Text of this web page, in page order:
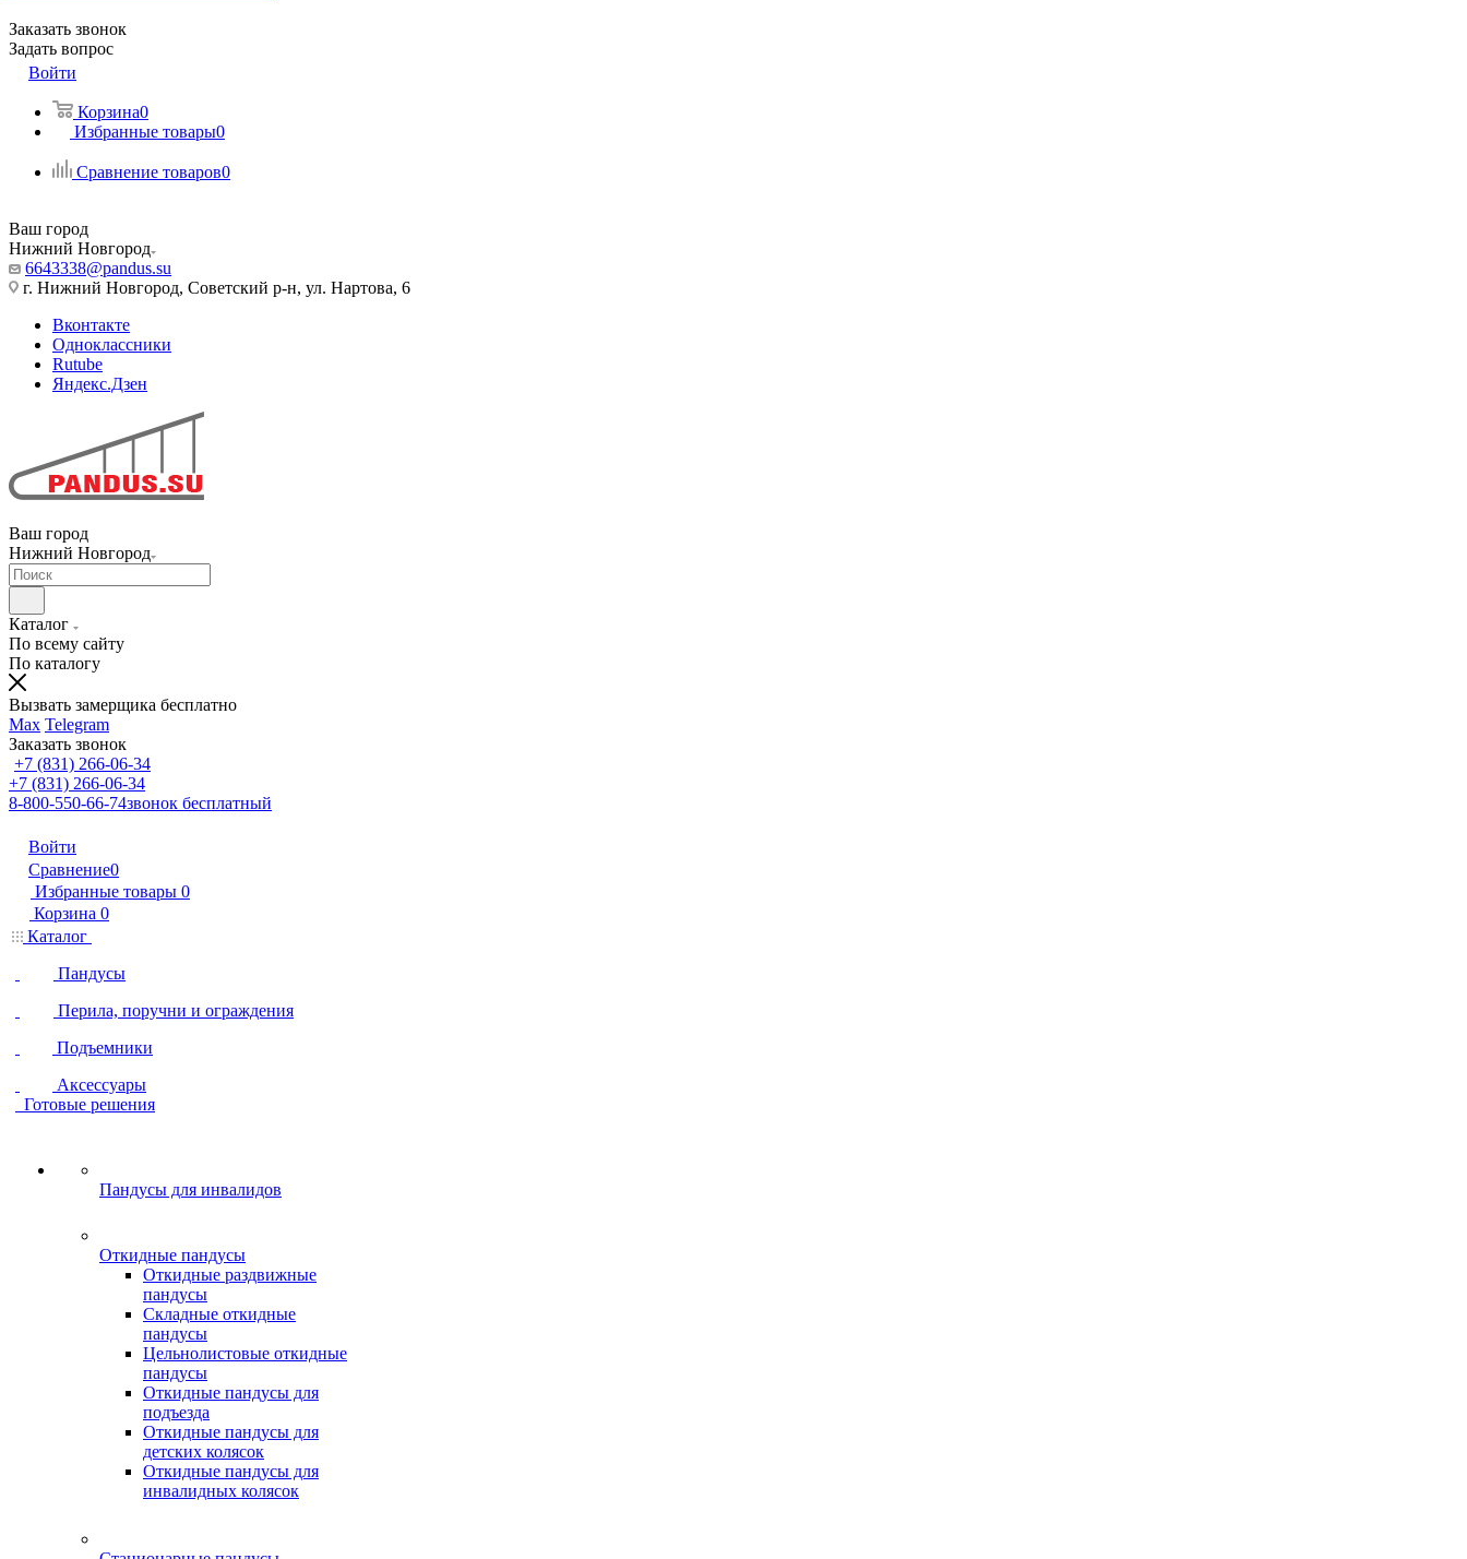
Заказать звонок
Задать вопрос
Войти
Корзина0
Избранные товары0
Сравнение товаров0
Ваш город
Нижний Новгород
6643338@pandus.su
г. Нижний Новгород, Советский р-н, ул. Нартова, 6
Вконтакте
Одноклассники
Rutube
Яндекс.Дзен
Ваш город
Нижний Новгород
Каталог
По всему сайту
По каталогу
Вызвать замерщика бесплатно
Max Telegram
Заказать звонок
+7 (831) 266-06-34
+7 (831) 266-06-34
8-800-550-66-74звонок бесплатный
Войти
Сравнение0
Избранные товары 0
Корзина 0
Каталог
Пандусы
Перила, поручни и ограждения
Подъемники
Аксессуары
Готовые решения
Пандусы для инвалидов
Откидные пандусы
Откидные раздвижные
пандусы
Складные откидные
пандусы
Цельнолистовые откидные
пандусы
Откидные пандусы для
подъезда
Откидные пандусы для
детских колясок
Откидные пандусы для
инвалидных колясок